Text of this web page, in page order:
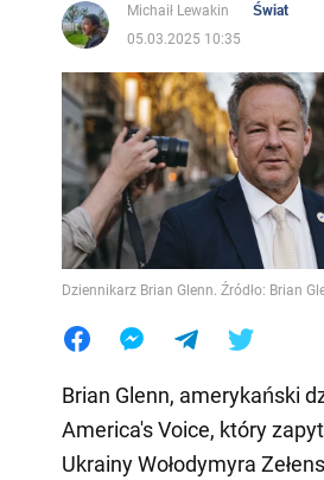
Michaił Lewakin
Świat
05.03.2025 10:35
Dziennikarz Brian Glenn. Źródło: Brian
Brian Glenn, amerykański
America's Voice, który
Ukrainy Wołodymyra